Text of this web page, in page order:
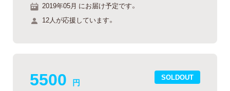
2019年05月 にお届け予定です。
12人が応援しています。
SOLDOUT
5500 円